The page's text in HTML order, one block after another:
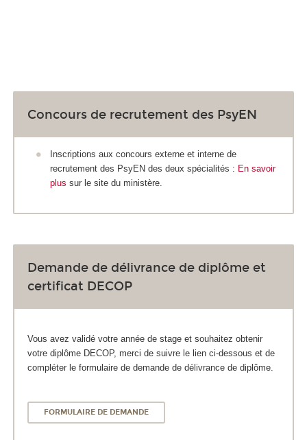
Concours de recrutement des PsyEN
Inscriptions aux concours externe et interne de
recrutement des PsyEN des deux spécialités : En savoir
plus sur le site du ministère.
Demande de délivrance de diplôme et
certificat DECOP
Vous avez validé votre année de stage et souhaitez obtenir
votre diplôme DECOP, merci de suivre le lien ci-dessous et de
compléter le formulaire de demande de délivrance de diplôme.
FORMULAIRE DE DEMANDE